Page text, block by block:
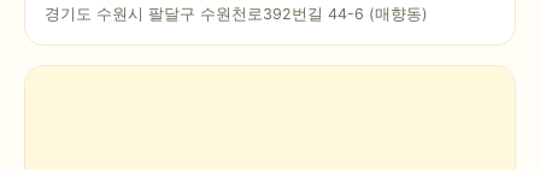
경기도 수원시 팔달구 수원천로392번길 44-6 (매향동)